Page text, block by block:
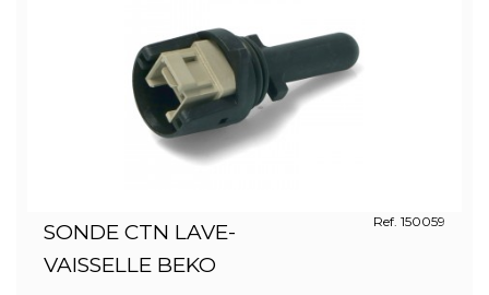
SONDE CTN LAVE-
VAISSELLE BEKO
Ref. 150059